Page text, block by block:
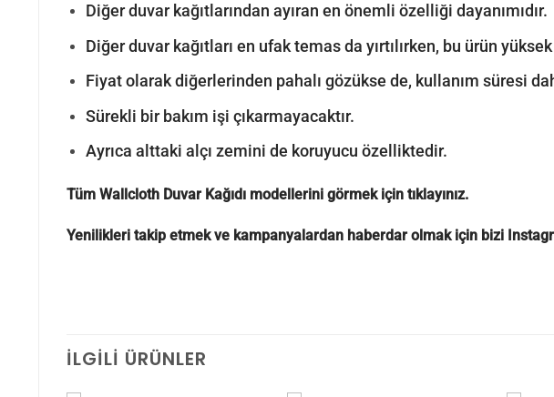
Diğer duvar kağıtlarından ayıran en önemli özelliği dayanımıdır.
Diğer duvar kağıtları en ufak temas da yırtılırken, bu ürün
Fiyat olarak diğerlerinden pahalı gözükse de, kullanım süresi
Sürekli bir bakım işi çıkarmayacaktır.
Ayrıca alttaki alçı zemini de koruyucu özelliktedir.
Tüm Wallcloth Duvar Kağıdı modellerini görmek için tıklayınız.
Yenilikleri takip etmek ve kampanyalardan haberdar olmak için bizi
İLGILI ÜRÜNLER